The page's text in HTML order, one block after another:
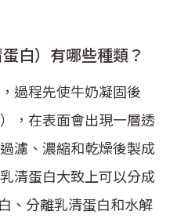
白）有哪些種類？
過程先使牛奶凝固後
，在表面會出現一層透
濾、濃縮和乾燥後製成
清蛋白大致上可以分成
、分離乳清蛋白和水解